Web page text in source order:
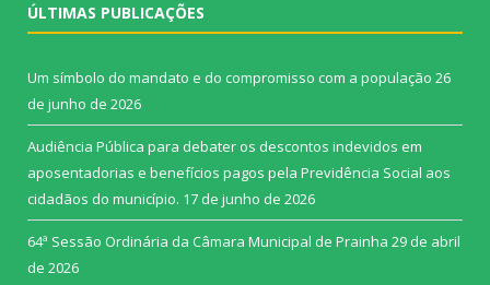
ÚLTIMAS PUBLICAÇÕES
Um símbolo do mandato e do compromisso com a população 26
de junho de 2026
Audiência Pública para debater os descontos indevidos em
aposentadorias e benefícios pagos pela Previdência Social aos
cidadãos do município. 17 de junho de 2026
64ª Sessão Ordinária da Câmara Municipal de Prainha 29 de abril
de 2026